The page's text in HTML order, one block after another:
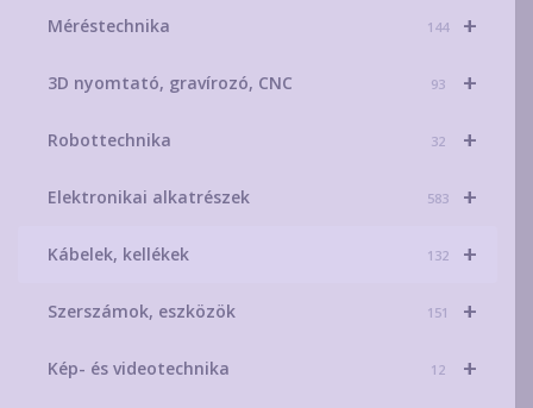
+
Méréstechnika 144
+
3D nyomtató, gravírozó, CNC 93
+
Robottechnika 32
+
Elektronikai alkatrészek 583
+
Kábelek, kellékek 132
+
Szerszámok, eszközök 151
+
Kép- és videotechnika 12